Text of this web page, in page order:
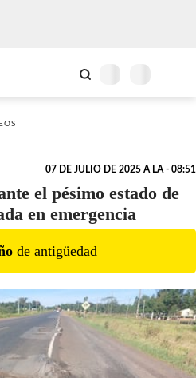
07 DE JULIO DE 2025 A LA - 08:51
el pésimo estado de
en emergencia
de antigüedad